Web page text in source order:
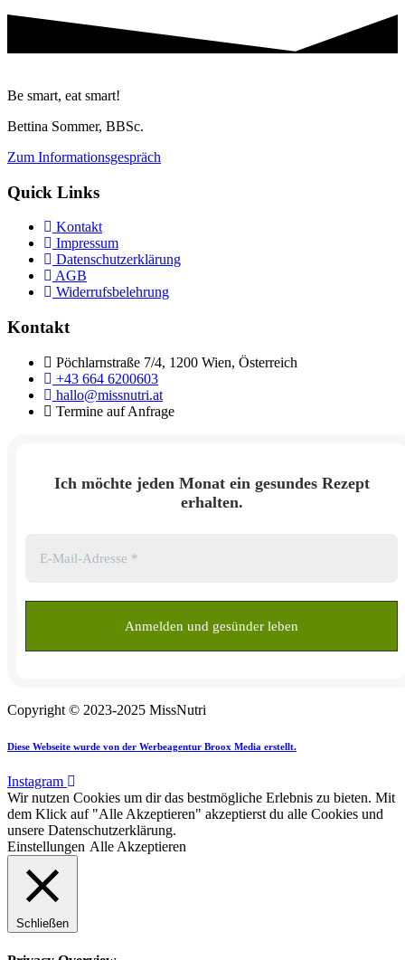
Be smart, eat smart!
Bettina Sommer, BBSc.
Zum Informationsgespräch
Quick Links
Kontakt
Impressum
Datenschutzerklärung
AGB
Widerrufsbelehrung
Kontakt
Pöchlarnstraße 7/4, 1200 Wien, Österreich
+43 664 6200603
hallo@missnutri.at
Termine auf Anfrage
Ich möchte jeden Monat ein gesundes Rezept
erhalten.
Copyright © 2023-2025 MissNutri
Diese Webseite wurde von der Werbeagentur Broox Media erstellt.
Instagram
Wir nutzen Cookies um dir das bestmögliche Erlebnis zu bieten. Mit
dem Klick auf "Alle Akzeptieren" akzeptierst du alle Cookies und
unsere Datenschutzerklärung.
Einstellungen Alle Akzeptieren
Schließen